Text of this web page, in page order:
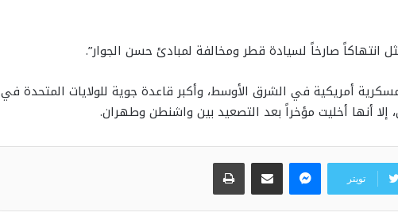
انتهاكاً صارخاً لسيادة قطر ومخالفة لمبادئ حسن الجوار”.
أمريكية في الشرق الأوسط، وأكبر قاعدة جوية للولايات المتحدة في
تويتر